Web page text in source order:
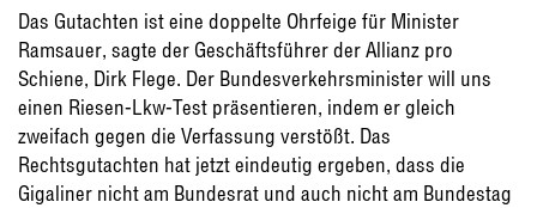
Das Gutachten ist eine doppelte Ohrfeige für Minister
Ramsauer, sagte der Geschäftsführer der Allianz pro
Schiene, Dirk Flege. Der Bundesverkehrsminister will uns
einen Riesen-Lkw-Test präsentieren, indem er gleich
zweifach gegen die Verfassung verstößt. Das
Rechtsgutachten hat jetzt eindeutig ergeben, dass die
Gigaliner nicht am Bundesrat und auch nicht am Bundestag